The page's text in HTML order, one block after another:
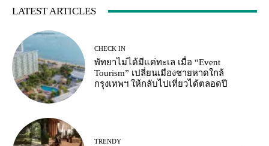
LATEST ARTICLES
CHECK IN
พัทยาไม่ได้มีแค่ทะเล เมื่อ “Event
Tourism” เปลี่ยนเมืองชายหาดใกล้
กรุงเทพฯ ให้กลับไปเที่ยวได้ตลอดปี
TRENDY